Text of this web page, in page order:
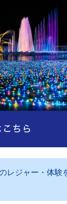
レジャー・体験